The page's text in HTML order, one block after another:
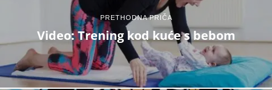
PRETHODNA PRIČA
Video: Trening kod kuće s bebom